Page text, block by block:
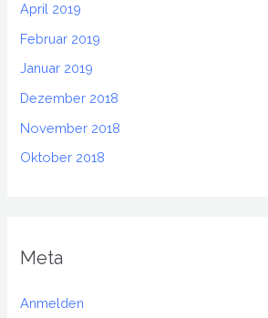
April 2019
Februar 2019
Januar 2019
Dezember 2018
November 2018
Oktober 2018
Meta
Anmelden